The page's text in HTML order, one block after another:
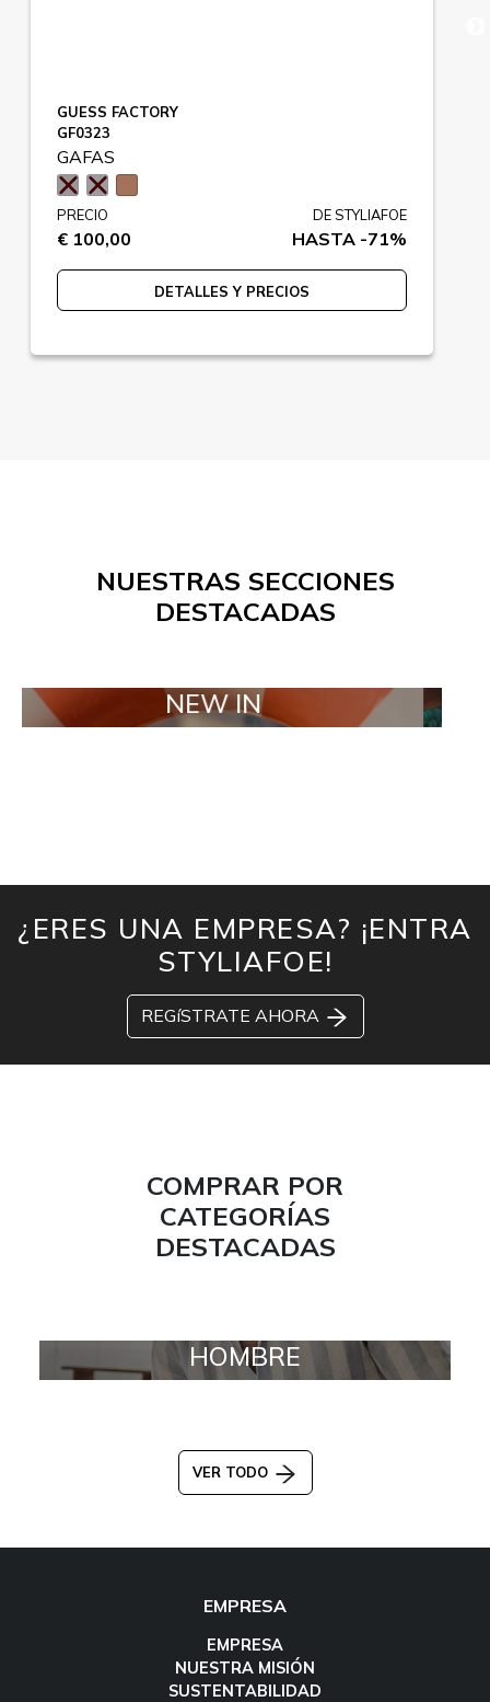
GUESS FACTORY
GF0323
GAFAS
PRECIO
€ 100,00
DE STYLIAFOE
HASTA -71%
DETALLES Y PRECIOS
NUESTRAS SECCIONES
DESTACADAS
NEW IN
¿ERES UNA EMPRESA? ¡ENTRA
STYLIAFOE!
REGíSTRATE AHORA
COMPRAR POR
CATEGORÍAS
DESTACADAS
HOMBRE
VER TODO
EMPRESA
EMPRESA
NUESTRA MISIÓN
SUSTENTABILIDAD